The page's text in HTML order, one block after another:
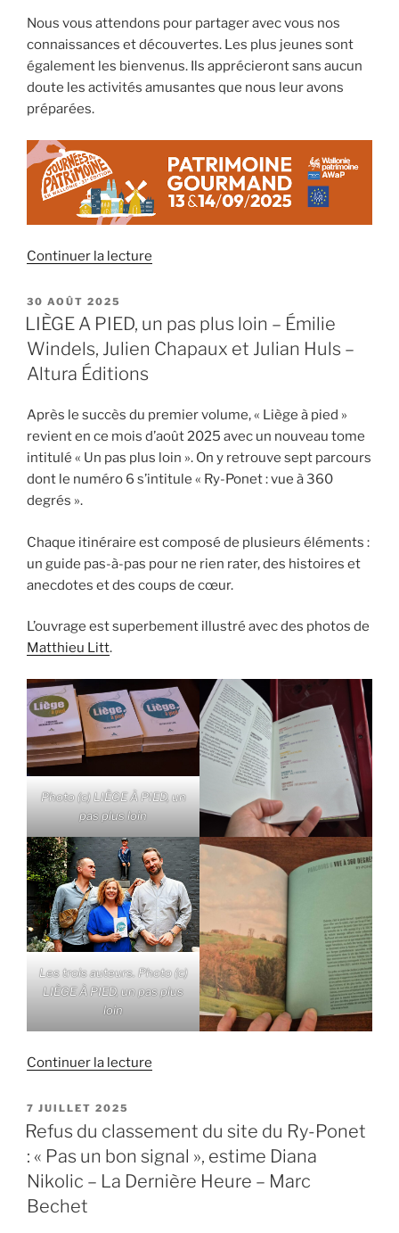
aux
Journées
Patrimoine. »
Nous vous attendons pour partager avec vous nos
connaissances et découvertes. Les plus jeunes sont
également les bienvenus. Ils apprécieront sans aucun
doute les activités amusantes que nous leur avons
préparées.
Continuer la lecture
le
patrimoine
gourmand
Journées
PUBLIÉ
LE
30 AOÛT 2025
LIÈGE A PIED, un pas plus loin – Émilie
Windels, Julien Chapaux et Julian Huls –
Altura Éditions
Après le succès du premier volume, « Liège à pied »
revient en ce mois d’août 2025 avec un nouveau tome
intitulé « Un pas plus loin ». On y retrouve sept parcours
dont le numéro 6 s’intitule « Ry-Ponet : vue à 360
degrés ».
Chaque itinéraire est composé de plusieurs éléments :
un guide pas-à-pas pour ne rien rater, des histoires et
anecdotes et des coups de cœur.
L’ouvrage est superbement illustré avec des photos de
Matthieu Litt.
Photo (c)LIÈGE À PIED, un
pas plus loin
Les trois auteurs. Photo (c)
LIÈGE À PIED, un pas plus
loin
Continuer la lecture
PIED,
un
pas
plus
PUBLIÉ
LE
7 JUILLET 2025
Refus du classement du site du Ry-Ponet
: « Pas un bon signal », estime Diana
Nikolic – La Dernière Heure – Marc
Bechet